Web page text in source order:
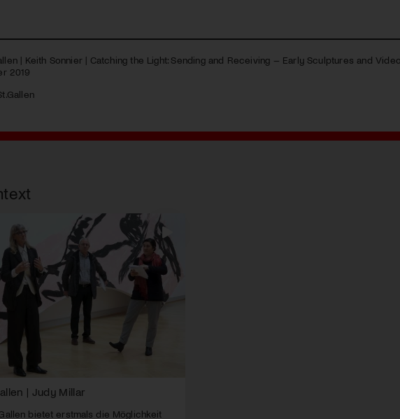
| Keith Sonnier | Catching the Light: Sending and Receiving – Early Sculptures and
2019
| Judy Millar
bietet erstmals die Möglichkeit